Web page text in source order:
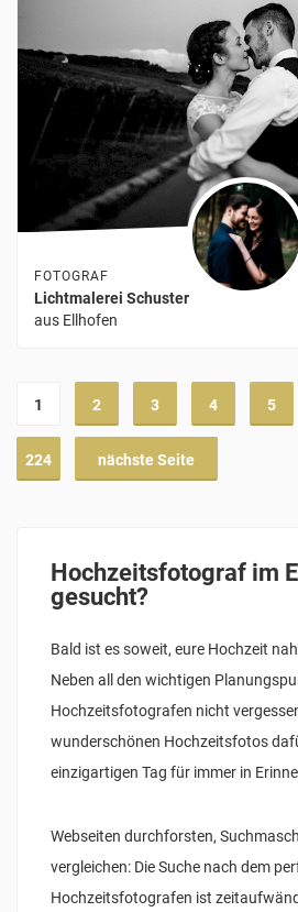
FOTOGRAF
Lichtmalerei Schuster
aus Ellhofen
1 2 3 4 5
224 nächste Seite
Hochzeitsfotograf im
gesucht?
Bald ist es soweit, eure Hochzeit
Neben all den wichtigen
Hochzeitsfotografen nicht
wunderschönen Hochzeitsfotos
einzigartigen Tag für immer in
Webseiten durchforsten,
vergleichen: Die Suche nach dem
Hochzeitsfotografen ist